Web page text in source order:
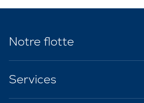
Notre flotte
Services